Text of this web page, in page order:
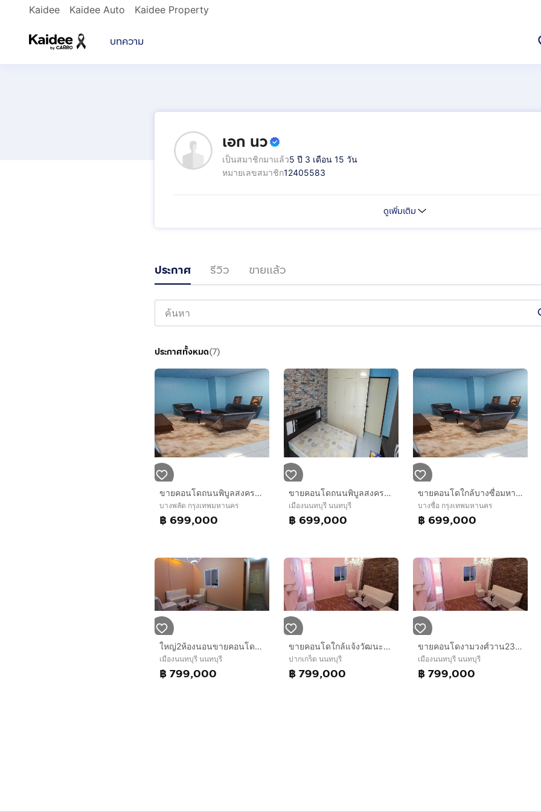
Kaidee Kaidee Auto Kaidee Property
บทความ
เอก นว
เป็นสมาชิกมาแล้ว5 ปี 3 เดือน 15 วัน
หมายเลขสมาชิก12405583
ดูเพิ่มเติม
ประกาศ รีวิว ขายแล้ว
ประกาศทั้งหมด(7)
ขายคอนโดถนนพิบูลสงครามใกล้ยันฮีจรัญสนิทวงศ์1ห้องนอน
บางพลัด กรุงเทพมหานคร
฿ 699,000
ขายคอนโดถนนพิบูลสงครามใกล้มหาลัยพระนครเหนือ1ห้องนอน
เมืองนนทบุรี นนทบุรี
฿ 699,000
ขายคอนโดใกล้บางซื่อมหาลัยพระนครเหนือ1ห้องนอน
บางซื่อ กรุงเทพมหานคร
฿ 699,000
ใหญ่2ห้องนอนขายคอนโดติดถนนประชาราษเลี่ยงเมืองท่าน้ำนนติวานนท์ 36ตารางเมตร
เมืองนนทบุรี นนทบุรี
฿ 799,000
ขายคอนโดใกล้แจ้งวัฒนะถนนสามัคคีงามวงศ์วาน2ห้องนอน
ปากเกร็ด นนทบุรี
฿ 799,000
ขายคอนโดงามวงศ์วาน23กว้าง2ห้องนอน ใหญ่มากๆ 42ตรม.
เมืองนนทบุรี นนทบุรี
฿ 799,000